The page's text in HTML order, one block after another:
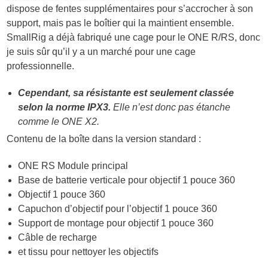
dispose de fentes supplémentaires pour s’accrocher à son
support, mais pas le boîtier qui la maintient ensemble.
SmallRig a déjà fabriqué une cage pour le ONE R/RS, donc
je suis sûr qu’il y a un marché pour une cage
professionnelle.
Cependant, sa résistante est seulement classée
selon la norme IPX3. Elle n’est donc pas étanche
comme le ONE X2.
Contenu de la boîte dans la version standard :
ONE RS Module principal
Base de batterie verticale pour objectif 1 pouce 360
Objectif 1 pouce 360
Capuchon d’objectif pour l’objectif 1 pouce 360
Support de montage pour objectif 1 pouce 360
Câble de recharge
et tissu pour nettoyer les objectifs